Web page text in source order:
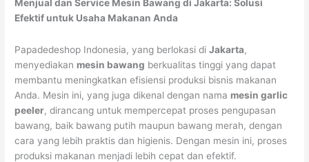
Menjual dan Service Mesin Bawang di Jakarta: Solusi
Efektif untuk Usaha Makanan Anda
Papadedeshop Indonesia, yang berlokasi diJakarta,
menyediakan mesin bawang berkualitas tinggi yang dapat
membantu meningkatkan efisiensi produksi bisnis makanan
Anda. Mesin ini, yang juga dikenal dengan nama mesin garlic
peeler, dirancang untuk mempercepat proses pengupasan
bawang, baik bawang putih maupun bawang merah, dengan
cara yang lebih praktis dan higienis. Dengan mesin ini, proses
produksi makanan menjadi lebih cepat dan efektif.